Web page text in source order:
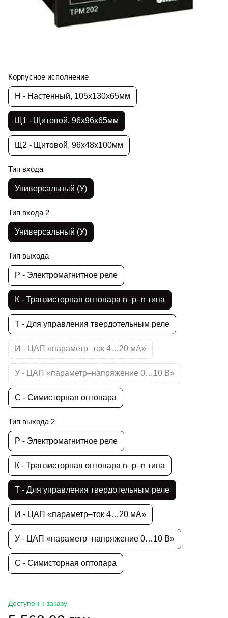
Корпусное исполнение
Н - Настенный, 105х130х65мм
Щ1 - Щитовой, 96х96х65мм
Щ2 - Щитовой, 96х48х100мм
Тип входа
Универсальный (У)
Тип входа 2
Универсальный (У)
Тип выхода
Р - Электромагнитное реле
К - Транзисторная оптопара n–p–n типа
Т - Для управления твердотельным реле
И - ЦАП «параметр–ток 4…20 мА»
У - ЦАП «параметр–напряжение 0…10 В»
С - Симисторная оптопара
Тип выхода 2
Р - Электромагнитное реле
К - Транзисторная оптопара n–p–n типа
Т - Для управления твердотельным реле
И - ЦАП «параметр–ток 4…20 мА»
У - ЦАП «параметр–напряжение 0…10 В»
С - Симисторная оптопара
Доступен к заказу